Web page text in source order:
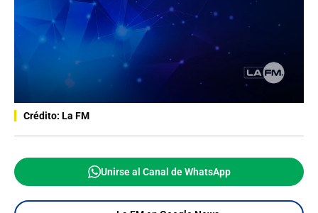
Crédito: La FM
Unirse al Canal de WhatsApp